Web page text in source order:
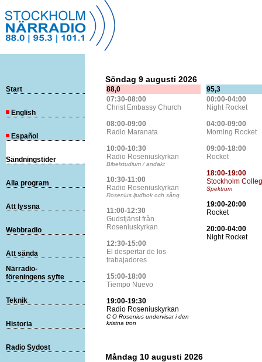
Söndag 9 augusti 2026
88,0
95,3
07:30-08:00
Christ Embassy Church
08:00-09:00
Radio Maranata
10:00-10:30
Radio Roseniuskyrkan
Bibelstudium / andakt
10:30-11:00
Radio Roseniuskyrkan
Rosenius ljudbok och sång
11:00-12:30
Gudstjänst från
Roseniuskyrkan
12:30-15:00
El despertar de los
trabajadores
15:00-18:00
Tiempo Nuevo
19:00-19:30
Radio Roseniuskyrkan
C O Rosenius undervisar i den
kristna tron
00:00-04:00
Night Rocket
04:00-09:00
Morning Rocket
09:00-18:00
Rocket
18:00-19:00
Stockholm
Spektrum
19:00-20:00
Rocket
20:00-04:00
Night Rocket
Måndag 10 augusti 2026
Start
English
Español
Sändningstider
Alla program
Att lyssna
Webbradio
Att sända
Närradio-
föreningens syfte
Teknik
Historia
Radio Sydost